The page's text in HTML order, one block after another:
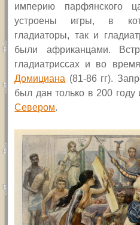
империю парфянского
устроены игры, в
гладиаторы, так и
были африканцами.
гладиатриссах и во
Домициана (81-86 гг).
был дан только в 200 году
Севером.